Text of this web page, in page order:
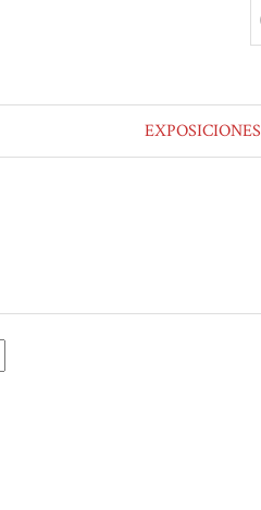
EXPOSICIONES